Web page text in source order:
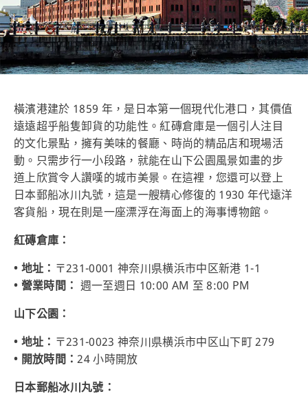
橫濱港建於 1859 年，是日本第一個現代化港口，其價值
遠遠超乎船隻卸貨的功能性。紅磚倉庫是一個引人注目
的文化景點，擁有美味的餐廳、時尚的精品店和現場活
動。只需步行一小段路，就能在山下公園風景如畫的步
道上欣賞令人讚嘆的城市美景。在這裡，您還可以登上
日本郵船冰川丸號，這是一艘精心修復的 1930 年代遠洋
客貨船，現在則是一座漂浮在海面上的海事博物館。
紅磚倉庫：
• 地址： 〒231-0001 神奈川県横浜市中区新港 1-1
• 營業時間： 週一至週日 10:00 AM 至 8:00 PM
山下公園：
• 地址： 〒231-0023 神奈川県横浜市中区山下町 279
• 開放時間：24 小時開放
日本郵船冰川丸號：